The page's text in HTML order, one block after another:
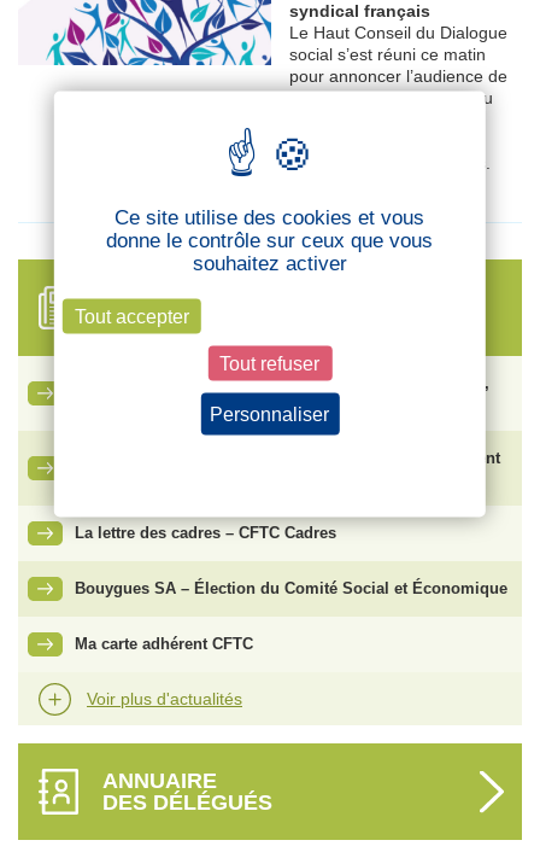
syndical français
Le Haut Conseil du Dialogue
social s’est réuni ce matin
pour annoncer l’audience de
chaque syndicat au niveau
partir des résultats des
élections professionnelles.
FIL D'ACTUALITÉS
Ce qu’il faut savoir sur le nouveau congé de naissance,
entré en vigueur le 1er juillet 2026
Vente de SFR : face aux risques de plan social, comment
La lettre des cadres – CFTC Cadres
Bouygues SA – Élection du Comité Social et Économique
Ma carte adhérent CFTC
Voir plus d'actualités
ANNUAIRE
DES DÉLÉGUÉS
Ce site utilise des cookies et vous
donne le contrôle sur ceux que vous
souhaitez activer
Tout accepter
Tout refuser
Personnaliser